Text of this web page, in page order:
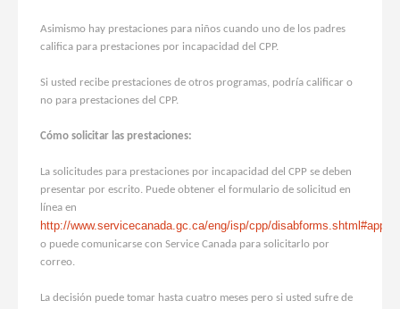
Asimismo hay prestaciones para niños cuando uno de los padres
califica para prestaciones por incapacidad del CPP.
Si usted recibe prestaciones de otros programas, podría calificar o
no para prestaciones del CPP.
Cómo solicitar las prestaciones:
La solicitudes para prestaciones por incapacidad del CPP se deben
presentar por escrito. Puede obtener el formulario de solicitud en
línea en
http://www.servicecanada.gc.ca/eng/isp/cpp/disabforms.shtml#apply
o puede comunicarse con Service Canada para solicitarlo por
correo.
La decisión puede tomar hasta cuatro meses pero si usted sufre de